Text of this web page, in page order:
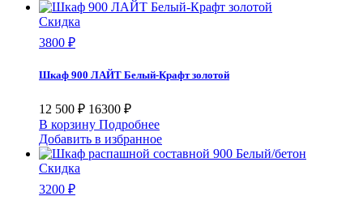
Скидка
3800 ₽
Шкаф 900 ЛАЙТ Белый-Крафт золотой
12 500 ₽ 16300 ₽
В корзину Подробнее
Добавить в избранное
Скидка
3200 ₽